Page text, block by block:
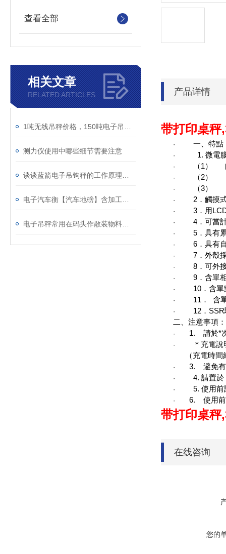
查看全部
相关文章
RELATED ARTICLES
测力仪使用中哪些细节需要注意
产品详情
带打印桌秤
· 一、特點
· 1. 微電
· （1）
· （2）
· （3）
· 2．觸摸
· 3．用
· 4．可當
· 5．具有
· 6．具有
· 7．外殼
· 8．可外
· 9．含單
· 10．含單
· 11 ． 含
· 12． SSR
二、注意事項：
· 1. 請於*
·
＊充電
（充電時間
· 3. 避免
· 4. 請置於
· 5. 使用前
· 6. 使用
带打印桌秤
在线咨询
您的